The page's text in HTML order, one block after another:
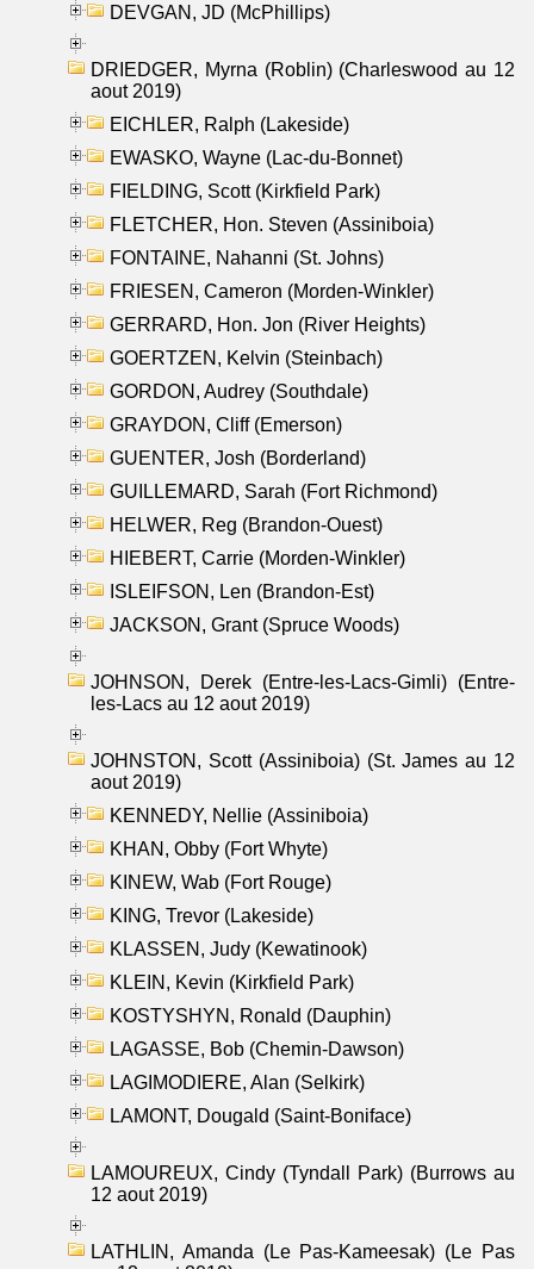
DEVGAN, JD (McPhillips)
DRIEDGER, Myrna (Roblin) (Charleswood au 12
aout 2019)
EICHLER, Ralph (Lakeside)
EWASKO, Wayne (Lac-du-Bonnet)
FIELDING, Scott (Kirkfield Park)
FLETCHER, Hon. Steven (Assiniboia)
FONTAINE, Nahanni (St. Johns)
FRIESEN, Cameron (Morden-Winkler)
GERRARD, Hon. Jon (River Heights)
GOERTZEN, Kelvin (Steinbach)
GORDON, Audrey (Southdale)
GRAYDON, Cliff (Emerson)
GUENTER, Josh (Borderland)
GUILLEMARD, Sarah (Fort Richmond)
HELWER, Reg (Brandon-Ouest)
HIEBERT, Carrie (Morden-Winkler)
ISLEIFSON, Len (Brandon-Est)
JACKSON, Grant (Spruce Woods)
JOHNSON, Derek (Entre-les-Lacs-Gimli) (Entre-
les-Lacs au 12 aout 2019)
JOHNSTON, Scott (Assiniboia) (St. James au 12
aout 2019)
KENNEDY, Nellie (Assiniboia)
KHAN, Obby (Fort Whyte)
KINEW, Wab (Fort Rouge)
KING, Trevor (Lakeside)
KLASSEN, Judy (Kewatinook)
KLEIN, Kevin (Kirkfield Park)
KOSTYSHYN, Ronald (Dauphin)
LAGASSE, Bob (Chemin-Dawson)
LAGIMODIERE, Alan (Selkirk)
LAMONT, Dougald (Saint-Boniface)
LAMOUREUX, Cindy (Tyndall Park) (Burrows au
12 aout 2019)
LATHLIN, Amanda (Le Pas-Kameesak) (Le Pas